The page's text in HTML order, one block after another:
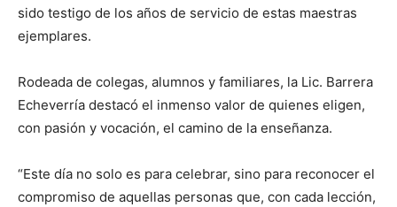
sido testigo de los años de servicio de estas maestras
ejemplares.
Rodeada de colegas, alumnos y familiares, la Lic. Barrera
Echeverría destacó el inmenso valor de quienes eligen,
con pasión y vocación, el camino de la enseñanza.
“Este día no solo es para celebrar, sino para reconocer el
compromiso de aquellas personas que, con cada lección,